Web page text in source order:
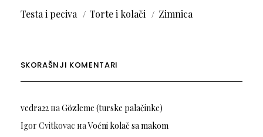
Testa i peciva
Torte i kolači Zimnica
SKORAŠNJI KOMENTARI
vedra22наGözleme (turske palačinke)
Igor Cvitkovac наVoćni kolač sa makom